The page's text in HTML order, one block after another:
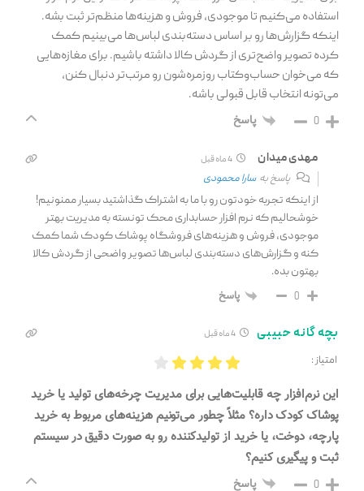
استفاده می‌کنیم تا موجودی، فروش و هزینه‌ها منظم‌تر ثبت بشه.
اینکه گزارش‌ها رو بر اساس دسته‌بندی لباس‌ها می‌بینیم کمک
کرده تصویر واضح‌تری از گردش کالا داشته باشیم. برای مغازه‌هایی
که می‌خوان حساب‌وکتاب روزمره‌شون رو مرتب‌تر دنبال کنن،
می‌تونه انتخاب قابل قبولی باشه.
پاسخ
مهدی میدان 4 ماه قبل
پاسخ بهسارا محمودی
از اینکه تجربه خودتون رو با ما به اشتراک گذاشتید بسیار ممنونیم!
خوشحالیم که نرم افزار حسابداری محک تونسته به مدیریت بهتر
موجودی، فروش و هزینه‌های فروشگاه پوشاک کودک شما کمک
کنه و گزارش‌های دسته‌بندی لباس‌ها تصویر واضحی از گردش کالا
بهتون بده.
پاسخ
بچه گانه حبیبی 4 ماه قبل
این نرم‌افزار چه قابلیت‌هایی برای مدیریت چرخه‌های تولید یا خرید
پوشاک کودک داره؟ مثلاً چطور می‌تونیم هزینه‌های مربوط به خرید
پارچه، دوخت، یا خرید از تولیدکننده رو به صورت دقیق در سیستم
ثبت و پیگیری کنیم؟
پاسخ